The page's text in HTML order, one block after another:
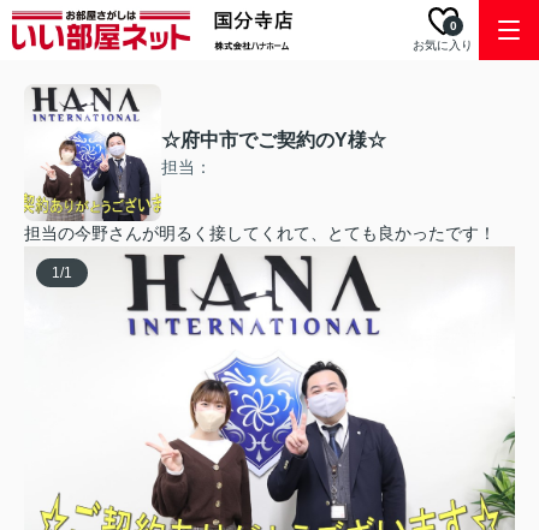
お気に入り
0
☆府中市でご契約のY様☆
担当：
担当の今野さんが明るく接してくれて、とても良かったです！
1/1